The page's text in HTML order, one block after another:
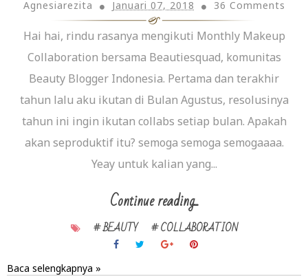
Agnesiarezita Januari 07, 2018 36 Comments
Hai hai, rindu rasanya mengikuti Monthly Makeup
Collaboration bersama Beautiesquad, komunitas
Beauty Blogger Indonesia. Pertama dan terakhir
tahun lalu aku ikutan di Bulan Agustus, resolusinya
tahun ini ingin ikutan collabs setiap bulan. Apakah
akan seproduktif itu? semoga semoga semogaaaa.
Yeay untuk kalian yang...
Continue reading...
# BEAUTY # COLLABORATION
Baca selengkapnya »